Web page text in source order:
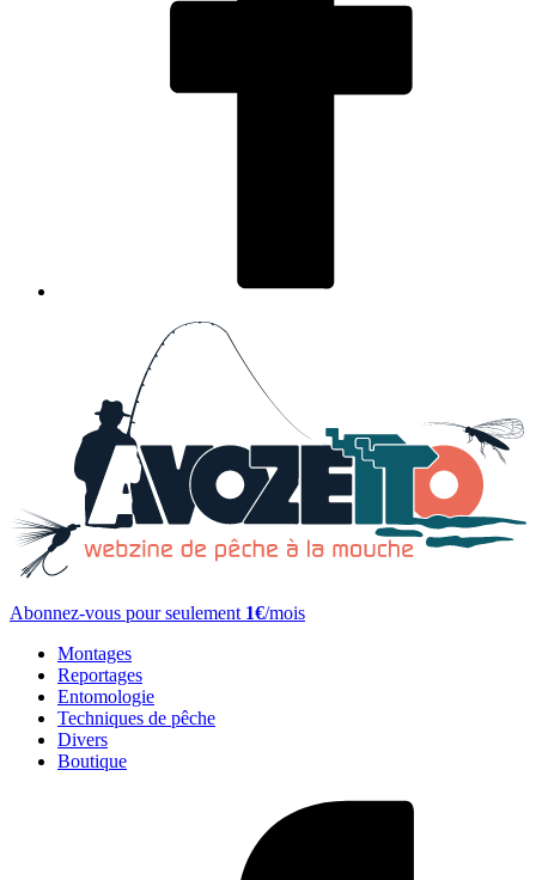
Abonnez-vous pour seulement 1€/mois
Montages
Reportages
Entomologie
Techniques de pêche
Divers
Boutique